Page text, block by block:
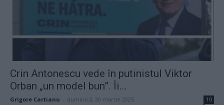
Crin Antonescu vede în putinistul Viktor
Orban „un model bun”. Îi...
Grigore Cartianu duminică, 30 martie 2025 10